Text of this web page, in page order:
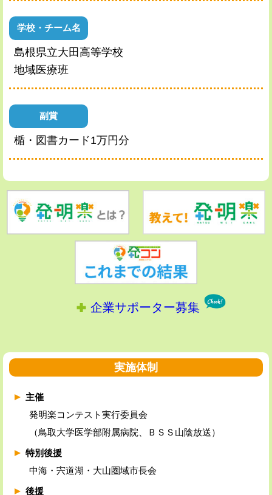
学校・チーム名
島根県立大田高等学校
地域医療班
副賞
楯・図書カード1万円分
企業サポーター募集
実施体制
主催
発明楽コンテスト実行委員会
（鳥取大学医学部附属病院、ＢＳＳ山陰放送）
特別後援
中海・宍道湖・大山圏域市長会
後援